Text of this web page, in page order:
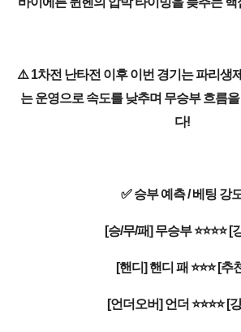
⚠️ 1차전 난타전 이후 이번 경기는 파리생
는 운영으로 속도를 낮추며 무승부 흐름
다!
✅ 승부 예측 / 베팅 강
[승/무/패] 무승부 ⭐⭐⭐⭐ [
[핸디] 핸디 패 ⭐⭐⭐ [추
[언더오버] 언더 ⭐⭐⭐⭐ [